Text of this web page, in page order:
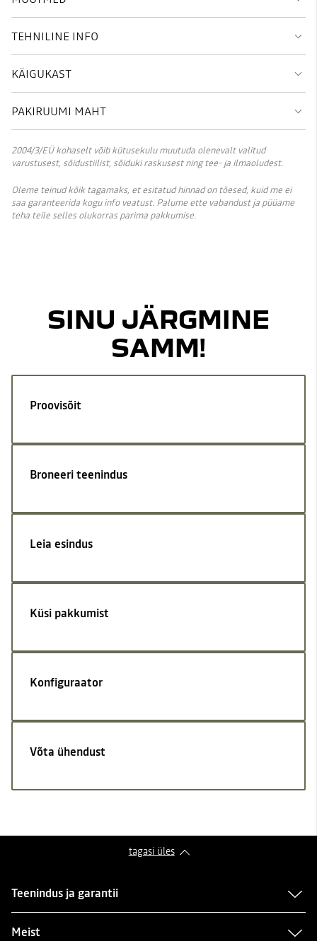
TEHNILINE INFO
KÄIGUKAST
PAKIRUUMI MAHT
2004/3/EÜ kohaselt võib kütusekulu muutuda olenevalt valitud
varustusest, sõidustiilist, sõiduki raskusest ning tee- ja ilmaoludest.
Oleme teinud kõik tagamaks, et esitatud hinnad on tõesed, kuid me ei
saa garanteerida kogu info veatust. Palume ette vabandust ja püüame
teha teile selles olukorras parima pakkumise.
SINU JÄRGMINE
SAMM!
Proovisõit
Broneeri teenindus
Leia esindus
Küsi pakkumist
Konfiguraator
Võta ühendust
tagasi üles
Teenindus ja garantii
Meist